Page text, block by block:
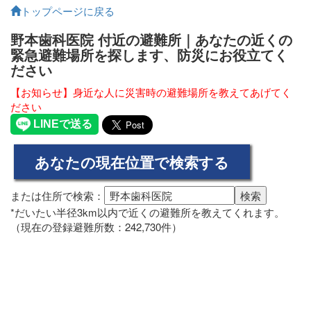
トップページに戻る
野本歯科医院 付近の避難所｜あなたの近くの
緊急避難場所を探します、防災にお役立てく
ださい
【お知らせ】身近な人に災害時の避難場所を教えてあげてく
ださい
または住所で検索：
*だいたい半径3km以内で近くの避難所を教えてくれます。
（現在の登録避難所数：242,730件）